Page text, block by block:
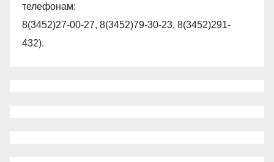
телефонам:
8(3452)27-00-27, 8(3452)79-30-23, 8(3452)291-
432).